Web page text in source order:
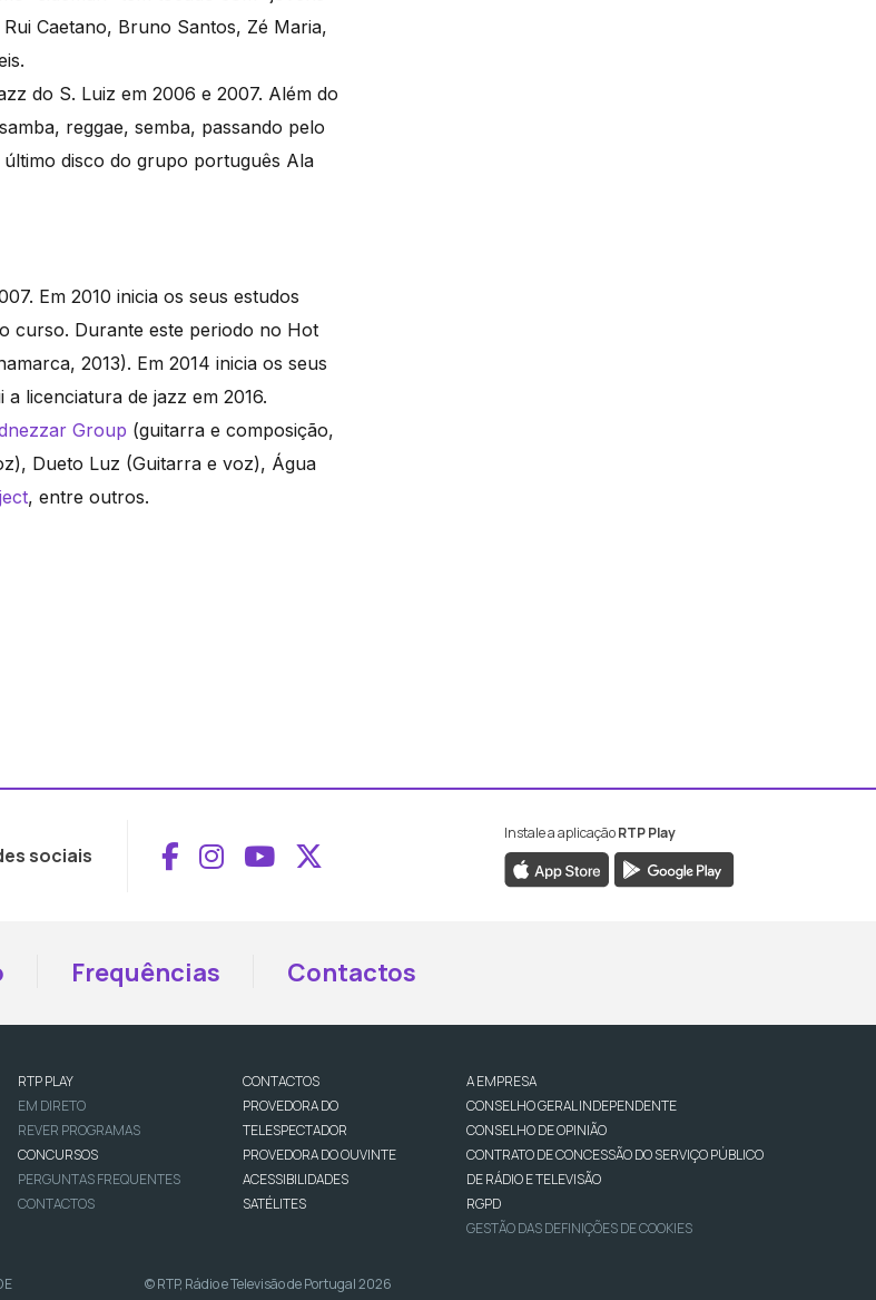
Caetano, Bruno Santos, Zé Maria,
do S. Luiz em 2006 e 2007. Além do
reggae, semba, passando pelo
disco do grupo português Ala
Em 2010 inicia os seus estudos
curso. Durante este periodo no Hot
2013). Em 2014 inicia os seus
licenciatura de jazz em 2016.
Group (guitarra e composição,
Dueto Luz (Guitarra e voz), Água
, entre outros.
sociais Aceder ao Facebook da RTP Antena 2
Aceder ao Instagram da RTP Antena 2
Aceder ao YouTube da RTP Antena 2
Aceder ao X da RTP Antena 2
Instale a aplicaçãoRTP Play
Frequências Contactos
RTP PLAY
EM DIRETO
REVER PROGRAMAS
CONCURSOS
PERGUNTAS FREQUENTES
CONTACTOS
CONTACTOS
PROVEDORA DO
TELESPECTADOR
PROVEDORA DO OUVINTE
ACESSIBILIDADES
SATÉLITES
A EMPRESA
CONSELHO GERAL INDEPENDENTE
CONSELHO DE OPINIÃO
CONTRATO DE CONCESSÃO DO SERVIÇO PÚBLICO
DE RÁDIO E TELEVISÃO
RGPD
GESTÃO DAS DEFINIÇÕES DE COOKIES
© RTP, Rádio e Televisão de Portugal 2026